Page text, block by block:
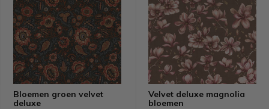
Bloemen groen velvet
deluxe
Velvet deluxe magnolia
bloemen